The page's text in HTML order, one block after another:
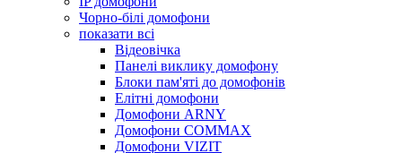
Чорно-білі домофони
показати всі
Відеовічка
Панелі виклику домофону
Блоки пам'яті до домофонів
Елітні домофони
Домофони ARNY
Домофони COMMAX
Домофони VIZIT